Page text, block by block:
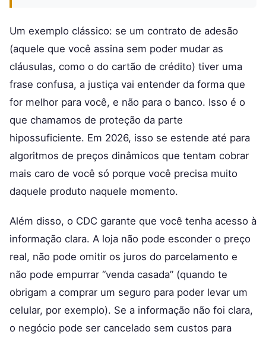
Um exemplo clássico: se um contrato de adesão
(aquele que você assina sem poder mudar as
cláusulas, como o do cartão de crédito) tiver uma
frase confusa, a justiça vai entender da forma que
for melhor para você, e não para o banco. Isso é o
que chamamos de proteção da parte
hipossuficiente. Em 2026, isso se estende até para
algoritmos de preços dinâmicos que tentam cobrar
mais caro de você só porque você precisa muito
daquele produto naquele momento.
Além disso, o CDC garante que você tenha acesso à
informação clara. A loja não pode esconder o preço
real, não pode omitir os juros do parcelamento e
não pode empurrar “venda casada” (quando te
obrigam a comprar um seguro para poder levar um
celular, por exemplo). Se a informação não foi clara,
o negócio pode ser cancelado sem custos para